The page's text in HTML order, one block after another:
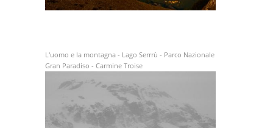
L'uomo e la montagna - Lago Serrrù - Parco Nazionale
Gran Paradiso - Carmine Troise